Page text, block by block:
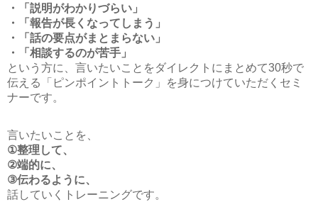
・「説明がわかりづらい」
・「報告が長くなってしまう」
・「話の要点がまとまらない」
・「相談するのが苦手」
という方に、言いたいことをダイレクトにまとめて30秒で
伝える「ピンポイントトーク」を身につけていただくセミ
ナーです。
言いたいことを、
①整理して、
②端的に、
③伝わるように、
話していくトレーニングです。